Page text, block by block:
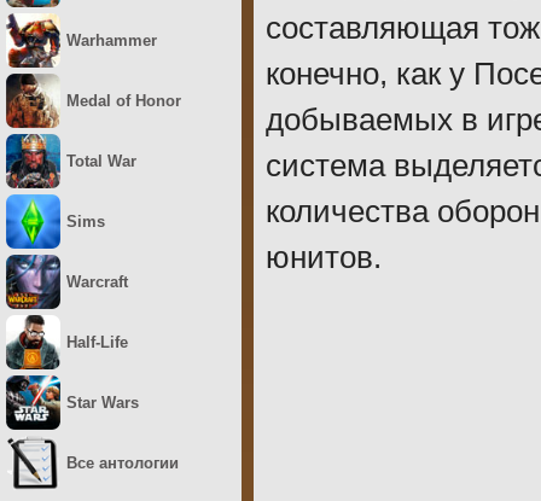
составляющая
конечно, как у
добываемых в
система
количества
юнитов.
Warhammer
Medal of Honor
Total War
Sims
Warcraft
Half-Life
Star Wars
Все антологии